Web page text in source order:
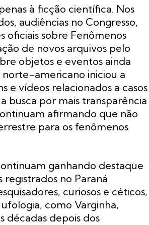
à ficção científica. Nos
audiências no Congresso,
oficiais sobre Fenômenos
de novos arquivos pelo
objetos e eventos ainda
americano iniciou a
e vídeos relacionados a casos
busca por mais transparência
afirmando que não
para os fenômenos
ganhando destaque
registrados no Paraná
curiosos e céticos,
como Varginha,
décadas depois dos